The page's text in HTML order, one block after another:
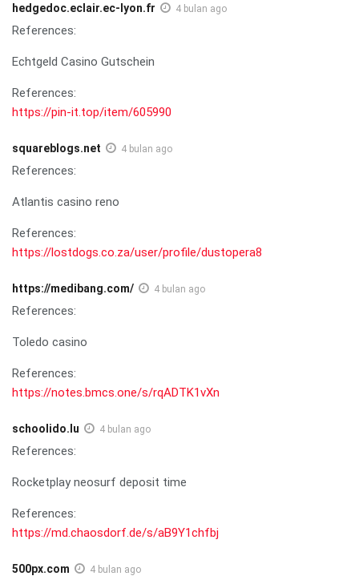
hedgedoc.eclair.ec-lyon.fr 4 bulan ago
References:
Echtgeld Casino Gutschein
References:
https://pin-it.top/item/605990
squareblogs.net 4 bulan ago
References:
Atlantis casino reno
References:
https://lostdogs.co.za/user/profile/dustopera8
https://medibang.com/ 4 bulan ago
References:
Toledo casino
References:
https://notes.bmcs.one/s/rqADTK1vXn
schoolido.lu 4 bulan ago
References:
Rocketplay neosurf deposit time
References:
https://md.chaosdorf.de/s/aB9Y1chfbj
500px.com 4 bulan ago